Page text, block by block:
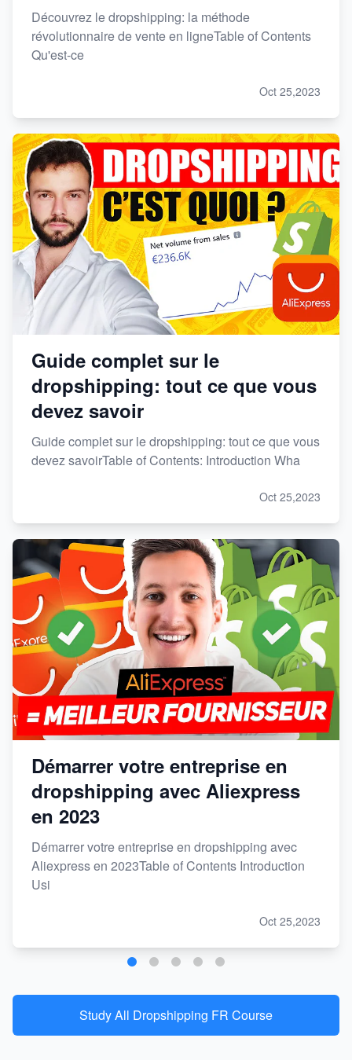
Découvrez le dropshipping: la méthode
révolutionnaire de vente en ligneTable of Contents
Qu'est-ce
Oct 25,2023
Guide complet sur le
dropshipping: tout ce que vous
devez savoir
Guide complet sur le dropshipping: tout ce que vous
devez savoirTable of Contents: Introduction Wha
Oct 25,2023
Démarrer votre entreprise en
dropshipping avec Aliexpress
en 2023
Démarrer votre entreprise en dropshipping avec
Aliexpress en 2023Table of Contents Introduction
Usi
Oct 25,2023
Study All Dropshipping FR Course